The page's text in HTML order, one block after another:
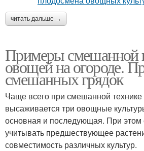
читать дальше →
Примеры смешанной
овощей на огороде.
смешанных грядок
Чаще всего при смешанной технике
высаживается три овощные
основная и последующая. При этом
учитывать предшествующее
совместимость различных культур.